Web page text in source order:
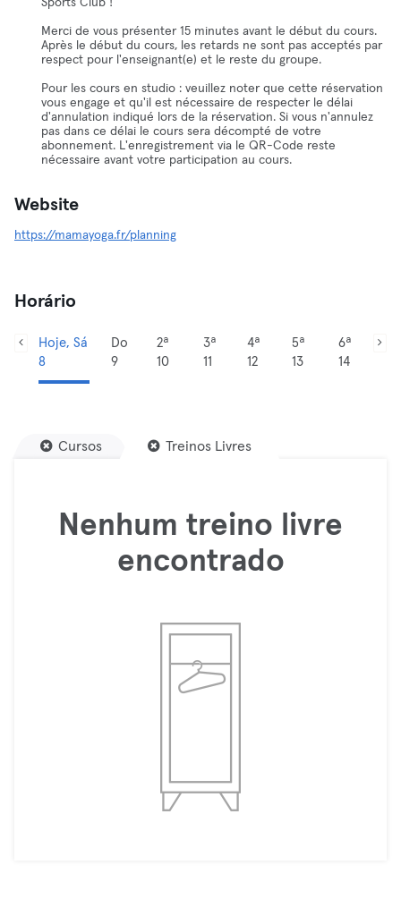
Sports Club !
Merci de vous présenter 15 minutes avant le début du cours.
Après le début du cours, les retards ne sont pas acceptés par
respect pour l'enseignant(e) et le reste du groupe.
Pour les cours en studio : veuillez noter que cette réservation
vous engage et qu'il est nécessaire de respecter le délai
d'annulation indiqué lors de la réservation. Si vous n'annulez
pas dans ce délai le cours sera décompté de votre
abonnement. L'enregistrement via le QR-Code reste
nécessaire avant votre participation au cours.
Website
https://mamayoga.fr/planning
Horário
Hoje, Sá
8
Do
9
2ª
10
3ª
11
4ª
12
5ª
13
6ª
14
Cursos Treinos Livres
Nenhum treino livre
encontrado